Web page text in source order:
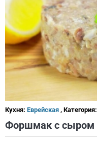
Кухня: Еврейская , Категория:
Форшмак с сыром